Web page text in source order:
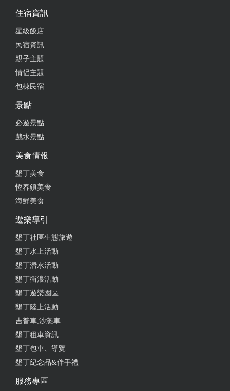
Villa 的電視收訊差到一個離奇網路收訊也差⋯隨便一
電子類產品加熱食物非常不方便，以兩萬多的價格來
說，硬體設備真的不值，除了裝潢好看其他沒什麼優
點
超所值 館內設施豐富（戶外泳池.親子設施球池.桌球
及撞球.餵食小動物等） 餐點的部分還行，週末晚上
可以回味當時來畢業旅行的記憶
房間設備老舊；房間門隔音真差、浴室照明不足、無
免治馬桶、毛、浴巾泛黃、電視呎吋太小與房間不成
比例、電視遙控器不佳。 停車場不方便無電梯上下。
早餐不錯。服務人員態度尚可。
情的福華渡假，飯店內各項設施服務的初體驗感受都
住宿資訊
星級飯店
民宿資訊
親子主題
情侶主題
包棟民宿
景點
必遊景點
戲水景點
美食情報
墾丁美食
恆春鎮美食
海鮮美食
遊樂導引
墾丁社區生態旅遊
墾丁水上活動
墾丁潛水活動
墾丁衝浪活動
墾丁遊樂園區
墾丁陸上活動
吉普車,沙灘車
墾丁租車資訊
墾丁包車、導覽
墾丁紀念品&伴手禮
服務專區